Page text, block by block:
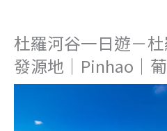
杜羅河谷一日遊－
發源地｜Pinhao｜